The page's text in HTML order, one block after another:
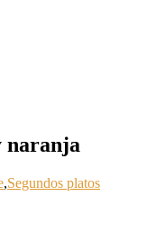
naranja
,Segundos platos